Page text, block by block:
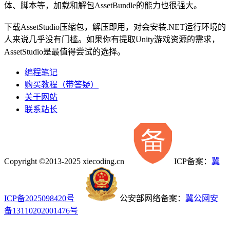
体、脚本等，加载和解包AssetBundle的能力也很强大。
下载AssetStudio压缩包，解压即用，对会安装.NET运行环境的
人来说几乎没有门槛。如果你有提取Unity游戏资源的需求，
AssetStudio是最值得尝试的选择。
编程笔记
购买教程（带答疑）
关于网站
联系站长
Copyright ©2013-2025 xiecoding.cn ICP备案： 冀
ICP备2025098420号 公安部网络备案： 冀公网安
备13110202001476号